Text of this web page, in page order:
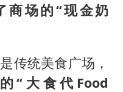
商场的“现金奶
传统美食广场，
“ 大食代 Food